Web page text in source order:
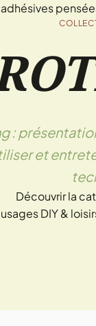
:
et
Découvrir la
DIY &